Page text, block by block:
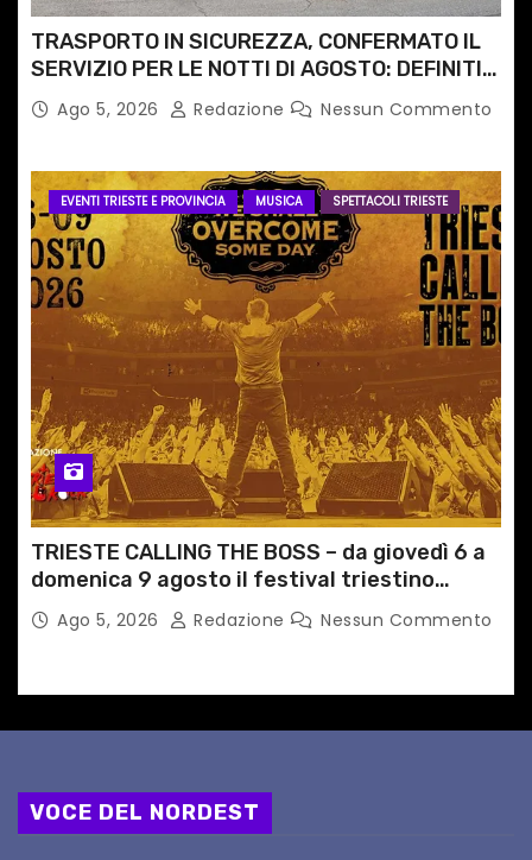
TRASPORTO IN SICUREZZA, CONFERMATO IL
SERVIZIO PER LE NOTTI DI AGOSTO: DEFINITI
PERCORSI, FERMATE E ORARIO
Ago 5, 2026 Redazione Nessun Commento
EVENTI TRIESTE E PROVINCIA MUSICA SPETTACOLI TRIESTE
TRIESTE CALLING THE BOSS – da giovedì 6 a
domenica 9 agosto il festival triestino
dedicato a Springsteen
Ago 5, 2026 Redazione Nessun Commento
VOCE DEL NORDEST